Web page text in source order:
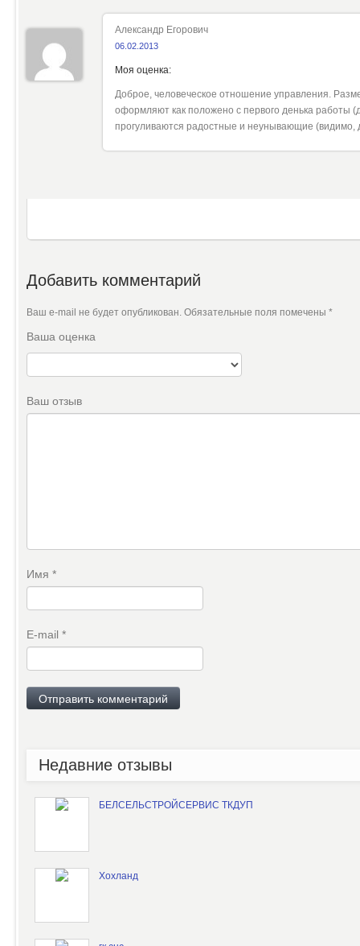
Александр Егорович
06.02.2013
Моя оценка:
Доброе, человеческое отношение управления.
оформляют как положено с первого денька работы
прогуливаются радостные и неунывающие (видимо,
Добавить комментарий
Ваш e-mail не будет опубликован. Обязательные поля помечены *
Ваша оценка
Ваш отзыв
Имя *
E-mail *
Недавние отзывы
БЕЛСЕЛЬСТРОЙСЕРВИС ТКДУП
Хохланд